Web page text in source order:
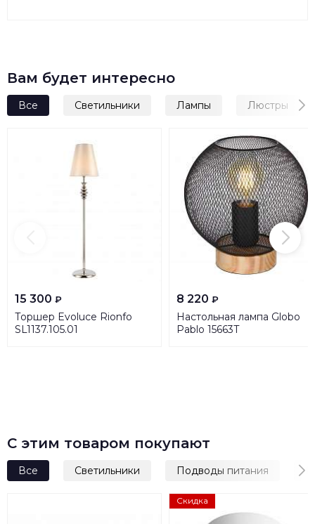
Вам будет интересно
Все Светильники Лампы Люстры
15 300 ₽
Торшер Evoluce Rionfo
SL1137.105.01
8 220 ₽
Настольная лампа Globo
Pablo 15663T
С этим товаром покупают
Все Светильники Подводы питания
Скидка